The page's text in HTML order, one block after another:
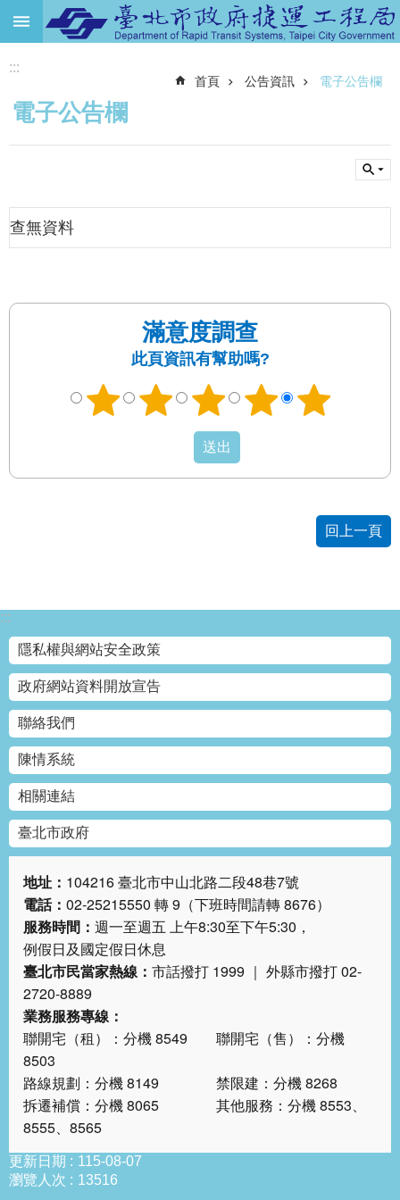
跳到主要內容區塊
進
搜
尋
紹
捷
網
服
政
平
臺
捷
影
視
界
網
站
導
覽
回
首
頁
陳
情
系
統
常
見
問
:::
首頁 公告資訊 電子公告欄
電子公告欄
查無資料
滿意度調查
此頁資訊有幫助嗎?
回上一頁
:::
隱私權與網站安全政策
政府網站資料開放宣告
聯絡我們
陳情系統
相關連結
臺北市政府
地址： 104216 臺北市中山北路二段48巷7號
電話： 02-25215550 轉 9（下班時間請轉 8676）
服務時間： 週一至週五 上午8:30至下午5:30，
例假日及國定假日休息
臺北市民當家熱線： 市話撥打 1999 ｜ 外縣市撥打 02-
2720-8889
業務服務專線：
聯開宅（租）：分機 8549 聯開宅（售）：分機
8503
路線規劃：分機 8149 禁限建：分機 8268
拆遷補償：分機 8065 其他服務：分機 8553、
8555、8565
更新日期
115-08-07
瀏覽人次
13516